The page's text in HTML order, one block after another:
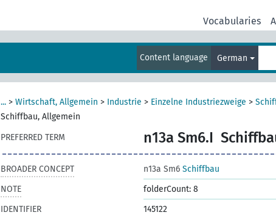
Vocabularies
Content language German
... > Wirtschaft, Allgemein > Industrie > Einzelne Industriezweige >
Schiffbau, Allgemein
PREFERRED TERM
n13a Sm6.I
BROADER CONCEPT n13a Sm6 Schiffbau
NOTE
folderCount: 8
IDENTIFIER
145122